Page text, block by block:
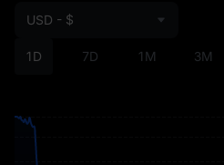
1D 7D 1M 3M
USD - $